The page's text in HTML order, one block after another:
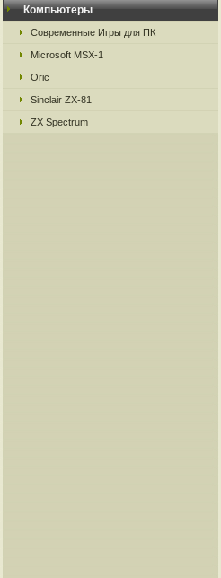
Компьютеры
Современные Игры для ПК
Microsoft MSX-1
Oric
Sinclair ZX-81
ZX Spectrum